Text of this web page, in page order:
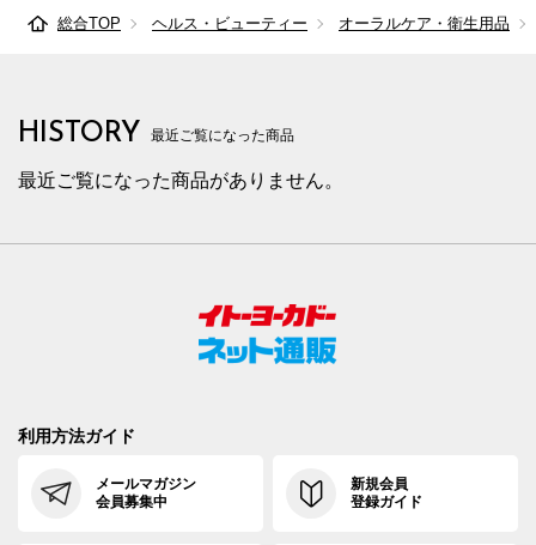
総合TOP ヘルス・ビューティー オーラルケア・衛生用品
HISTORY 最近ご覧になった商品
最近ご覧になった商品がありません。
利用方法ガイド
メールマガジン
会員募集中
新規会員
登録ガイド